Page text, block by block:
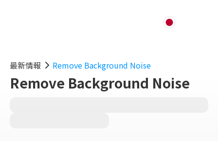
最新情報 Remove Background Noise
Remove Background Noise